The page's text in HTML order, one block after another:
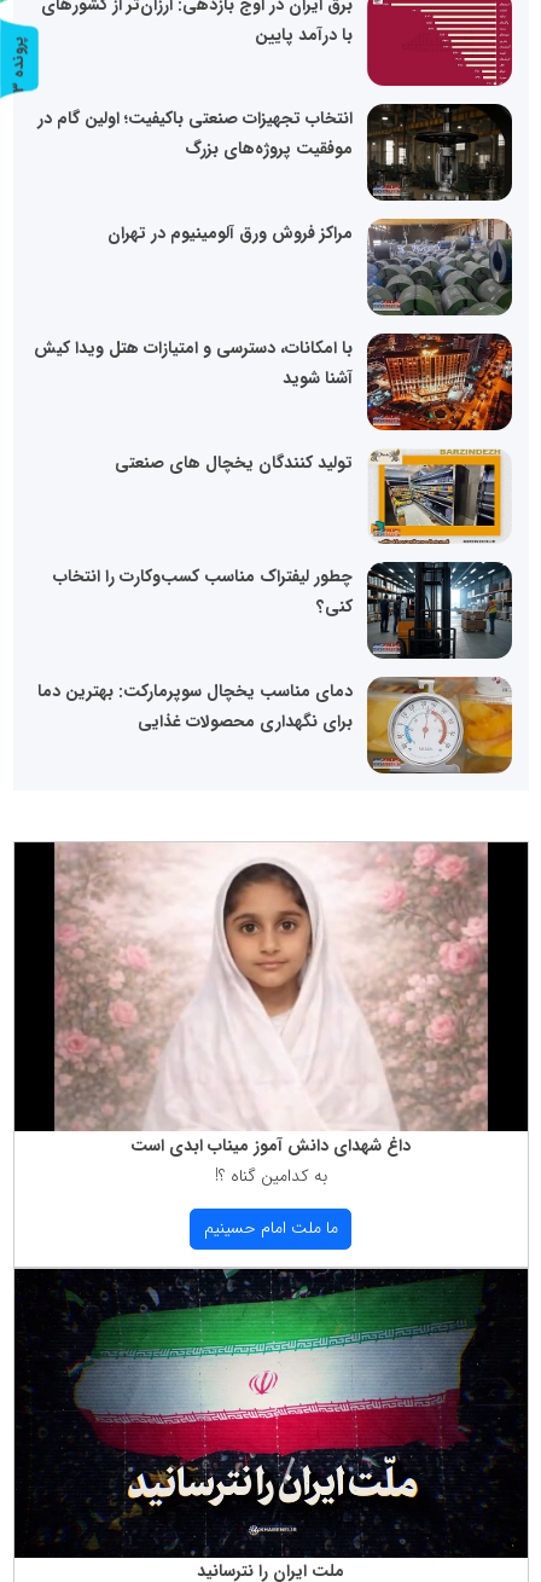
با درآمد پایین
انتخاب تجهیزات صنعتی باکیفیت؛ اولین گام در
موفقیت پروژه‌های بزرگ
مراکز فروش ورق آلومینیوم در تهران
با امکانات، دسترسی و امتیازات هتل ویدا کیش
آشنا شوید
تولید کنندگان یخچال های صنعتی
چطور لیفتراک مناسب کسب‌وکارت را انتخاب
کنی؟
دمای مناسب یخچال سوپرمارکت: بهترین دما
برای نگهداری محصولات غذایی
داغ شهدای دانش آموز میناب ابدی است
به كدامین گناه ؟!
ما ملت امام حسینیم
ملت ایران را نترسانید
پ
ر
و
ن
د
ه
3